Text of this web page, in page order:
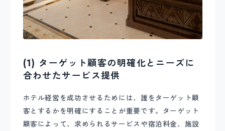
(1) ターゲット顧客の明確化とニーズに
合わせたサービス提供
ホテル経営を成功させるためには、誰をターゲット顧
客とするかを明確にすることが重要です。ターゲット
顧客によって、求められるサービスや宿泊料金、施設